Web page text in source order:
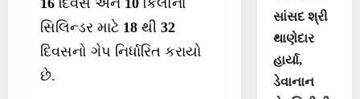
16 દિવસ અને 10 કિલોના
સિલિન્ડર માટે 18 થી 32
દિવસનો ગેપ નિર્ધારિત કરાયો
છે.
સાંસદ શ્રી
થાણેદાર
હાર્યા,
ડેવાનાન